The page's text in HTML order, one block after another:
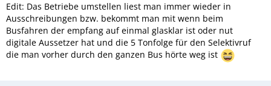
Edit: Das Betriebe umstellen liest man immer wieder in
Ausschreibungen bzw. bekommt man mit wenn beim
Busfahren der empfang auf einmal glasklar ist oder nut
digitale Aussetzer hat und die 5 Tonfolge für den Selektivruf
die man vorher durch den ganzen Bus hörte weg ist